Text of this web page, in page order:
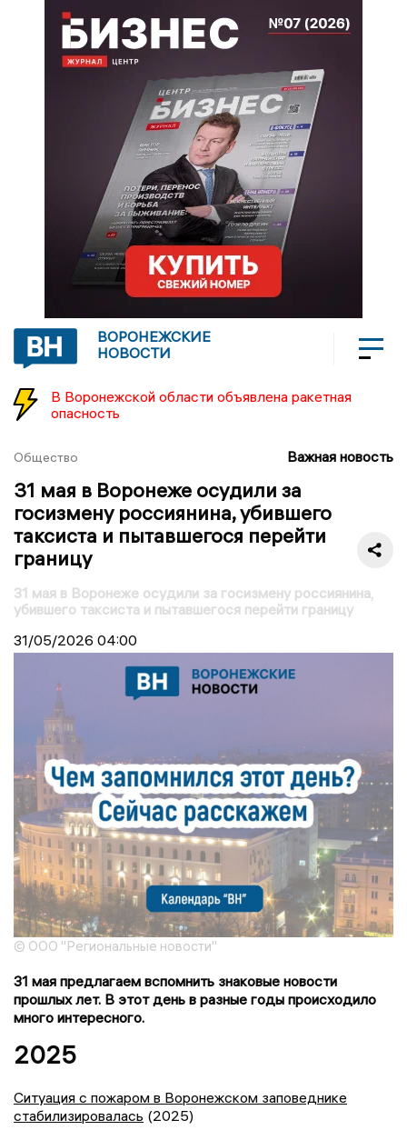
ВОРОНЕЖСКИЕ
НОВОСТИ
В Воронежской области объявлена ракетная
опасность
Общество Важная новость
31 мая в Воронеже осудили за
госизмену россиянина, убившего
таксиста и пытавшегося перейти
границу
31 мая в Воронеже осудили за госизмену россиянина,
убившего таксиста и пытавшегося перейти границу
31/05/2026 04:00
© ООО "Региональные новости"
31 мая предлагаем вспомнить знаковые новости
прошлых лет. В этот день в разные годы происходило
много интересного.
2025
Ситуация с пожаром в Воронежском заповеднике
стабилизировалась (2025)